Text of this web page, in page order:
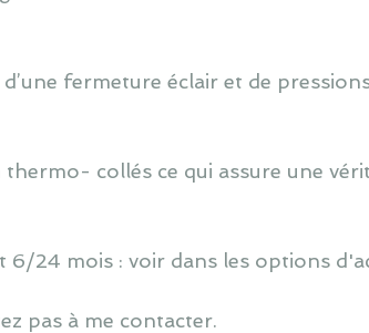
fermeture éclair et de
collés ce qui assure une
24 mois : voir dans les options
pas à me contacter.